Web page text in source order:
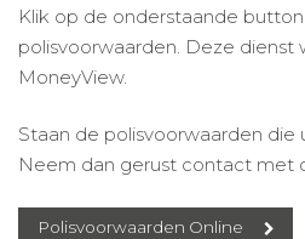
Klik op de onderstaande
polisvoorwaarden. Deze
MoneyView.
Staan de polisvoorwaarden die
Neem dan gerust contact met
Polisvoorwaarden Online